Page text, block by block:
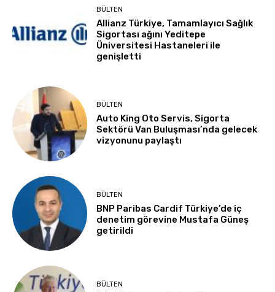
BÜLTEN
Allianz Türkiye, Tamamlayıcı Sağlık
Sigortası ağını Yeditepe
Üniversitesi Hastaneleri ile
genişletti
BÜLTEN
Auto King Oto Servis, Sigorta
Sektörü Van Buluşması’nda gelecek
vizyonunu paylaştı
BÜLTEN
BNP Paribas Cardif Türkiye’de iç
denetim görevine Mustafa Güneş
getirildi
BÜLTEN